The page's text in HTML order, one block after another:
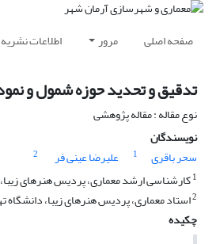
صفحه اصلی مرور اطلاعات نشریه
تدقیق و تحدید حوزه شمول و
نوع مقاله : مقاله پژوهشی
نویسندگان
سحر باقری
1 علیرضا عینی فر
2
1کارشناسی ارشد معماری، پردیس هنرهای زیبا،
2استاد معماری، پردیس هنرهای زیبا، دانشگاه
چکیده